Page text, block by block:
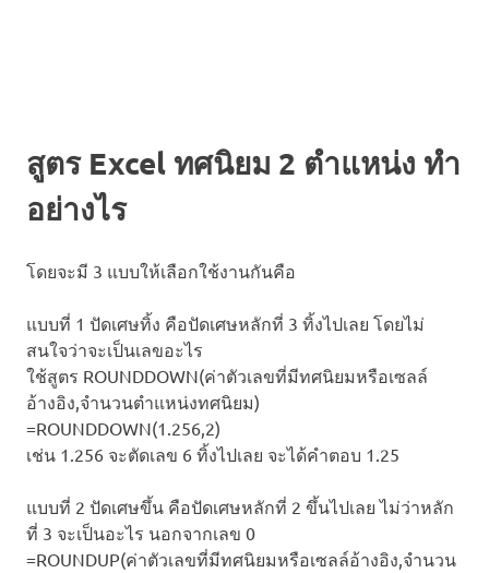
สูตร Excel ทศนิยม 2 ตำแหน่ง ทำ
อย่างไร
โดยจะมี 3 แบบให้เลือกใช้งานกันคือ
แบบที่ 1 ปัดเศษทิ้ง คือปัดเศษหลักที่ 3 ทิ้งไปเลย โดยไม่
สนใจว่าจะเป็นเลขอะไร
ใช้สูตร ROUNDDOWN(ค่าตัวเลขที่มีทศนิยมหรือเซลล์
อ้างอิง,จำนวนตำแหน่งทศนิยม)
=ROUNDDOWN(1.256,2)
เช่น 1.256 จะตัดเลข 6 ทิ้งไปเลย จะได้คำตอบ 1.25
แบบที่ 2 ปัดเศษขึ้น คือปัดเศษหลักที่ 2 ขึ้นไปเลย ไม่ว่าหลัก
ที่ 3 จะเป็นอะไร นอกจากเลข 0
=ROUNDUP(ค่าตัวเลขที่มีทศนิยมหรือเซลล์อ้างอิง,จำนวน